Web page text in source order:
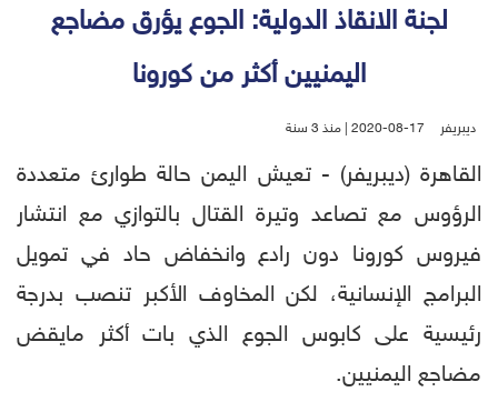
لجنة الانقاذ الدولية: الجوع يؤرق مضاجع
اليمنيين أكثر من كورونا
ديبريفر 2020-08-17 | منذ 3 سنة
القاهرة (ديبريفر) - تعيش اليمن حالة طوارئ متعددة
الرؤوس مع تصاعد وتيرة القتال بالتوازي مع انتشار
فيروس كورونا دون رادع وانخفاض حاد في تمويل
البرامج الإنسانية، لكن المخاوف الأكبر تنصب بدرجة
رئيسية على كابوس الجوع الذي بات أكثر مايقض
مضاجع اليمنيين.